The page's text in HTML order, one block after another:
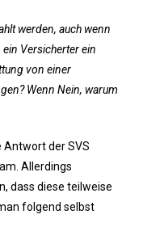
werden, auch wenn
Versicherter ein
von einer
Wenn Nein, warum
Antwort der SVS
Allerdings
dass diese teilweise
folgend selbst